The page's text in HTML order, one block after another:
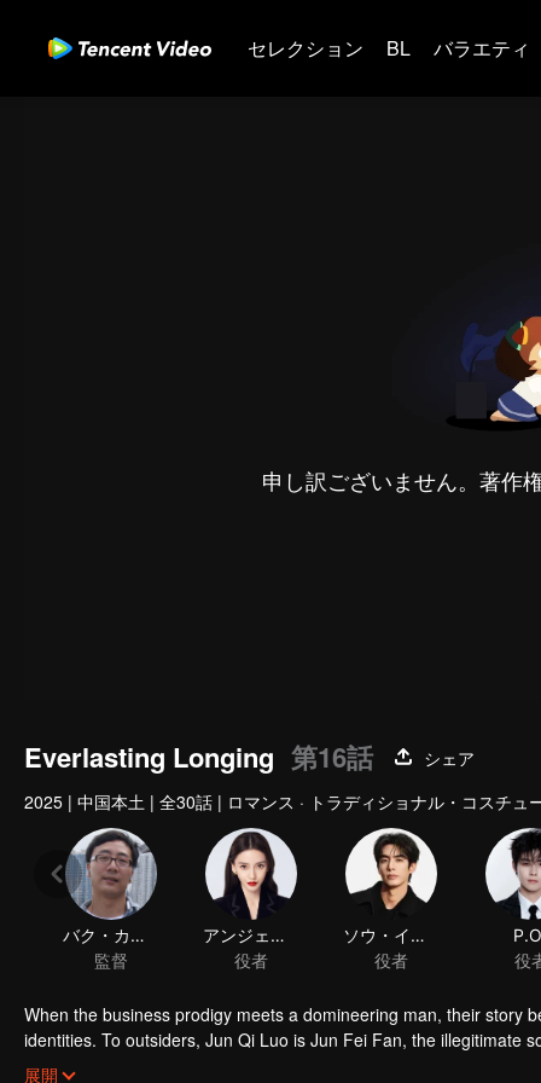
セレクション BL バラエティ
申し訳ございません。著作
Everlasting Longing 第16話
シェア
2025 | 中国本土 | 全30話 | ロマンス · トラディショナル・コスチュ
バク・カンシ
監督
アンジェラベイビー
役者
ソウ・イリュウ
役者
役
When the business prodigy meets a domineering man, their story
identities. To outsiders, Jun Qi Luo is Jun Fei Fan, the illegitimate
Jun Qi Luo experiences many hardships in a foreign land. She is
展開